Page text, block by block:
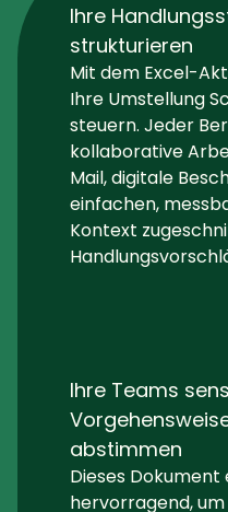
Ihre
strukturieren
Mit dem Excel-
Ihre Umstellung
steuern. Jeder
kollaborative
Mail, digitale
einfachen,
Kontext
Ihre Teams
abstimmen
Dieses
hervorragend,